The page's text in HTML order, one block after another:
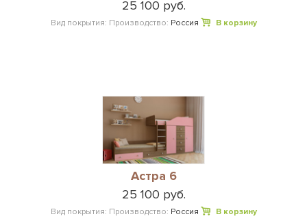
25 100 руб.
Вид покрытия: Производство: Россия В корзину
Астра 6
25 100 руб.
Вид покрытия: Производство: Россия В корзину